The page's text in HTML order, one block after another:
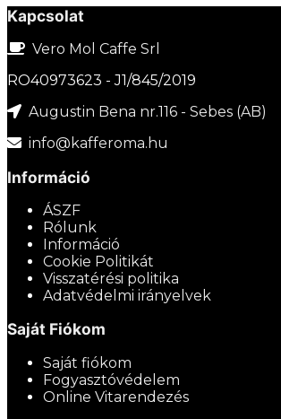
Kapcsolat
Vero Mol Caffe Srl
RO40973623 - J1/845/2019
Augustin Bena nr.116 - Sebes (AB)
info@kafferoma.hu
Információ
ÁSZF
Rólunk
Információ
Cookie Politikát
Visszatérési politika
Adatvédelmi irányelvek
Saját Fiókom
Saját fiókom
Fogyasztóvédelem
Online Vitarendezés